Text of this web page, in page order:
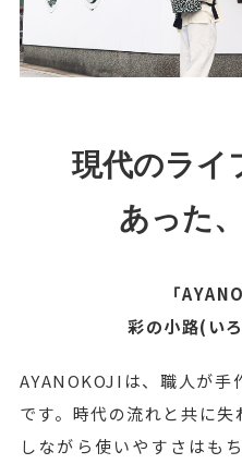
現代のライ
あった
「
彩の小路(い
AYANOKOJIは、職人が手
です。時代の流れと共に
しながら使いやすさはも